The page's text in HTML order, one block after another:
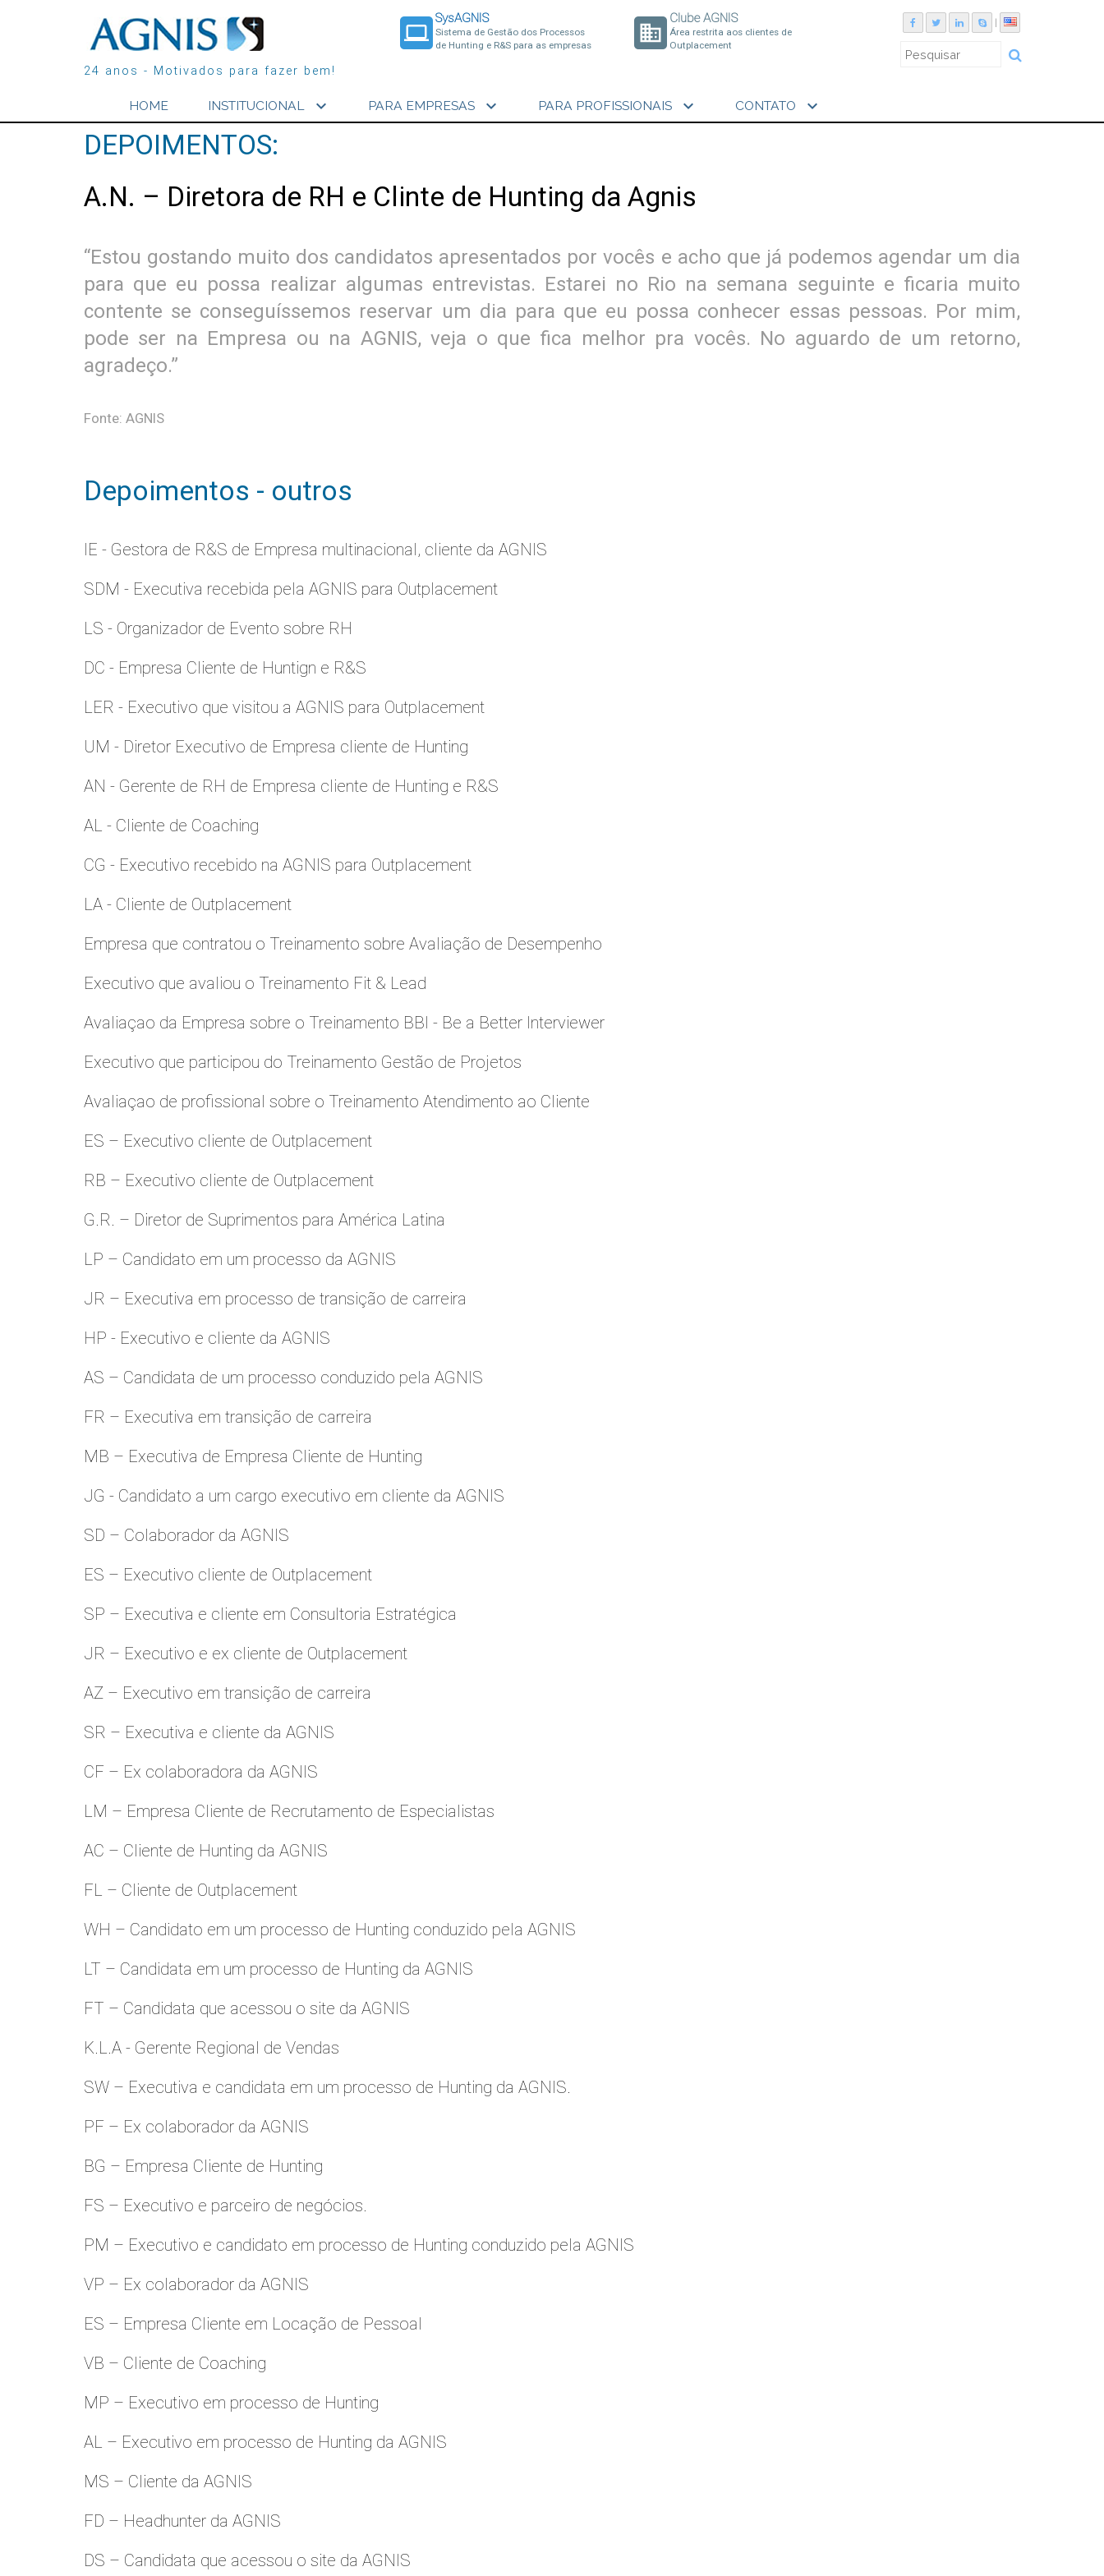
24 anos - Motivados para fazer bem!
laptop
SysAGNIS
Sistema de Gestão dos Processos
de Hunting e R&S para as empresas
business
Clube AGNIS
Área restrita aos clientes de
Outplacement
HOME INSTITUCIONAL expand_more PARA EMPRESAS expand_more PARA PROFISSIONAIS expand_more CONTATO expand_more
DEPOIMENTOS:
A.N. – Diretora de RH e Clinte de Hunting da Agnis
“Estou gostando muito dos candidatos apresentados por vocês e acho que já podemos agendar um dia
para que eu possa realizar algumas entrevistas. Estarei no Rio na semana seguinte e ficaria muito
contente se conseguíssemos reservar um dia para que eu possa conhecer essas pessoas. Por mim,
pode ser na Empresa ou na AGNIS, veja o que fica melhor pra vocês. No aguardo de um retorno,
agradeço.”
Fonte: AGNIS
Depoimentos - outros
IE - Gestora de R&S de Empresa multinacional, cliente da AGNIS
SDM - Executiva recebida pela AGNIS para Outplacement
LS - Organizador de Evento sobre RH
DC - Empresa Cliente de Huntign e R&S
LER - Executivo que visitou a AGNIS para Outplacement
UM - Diretor Executivo de Empresa cliente de Hunting
AN - Gerente de RH de Empresa cliente de Hunting e R&S
AL - Cliente de Coaching
CG - Executivo recebido na AGNIS para Outplacement
LA - Cliente de Outplacement
Empresa que contratou o Treinamento sobre Avaliação de Desempenho
Executivo que avaliou o Treinamento Fit & Lead
Avaliaçao da Empresa sobre o Treinamento BBI - Be a Better Interviewer
Executivo que participou do Treinamento Gestão de Projetos
Avaliaçao de profissional sobre o Treinamento Atendimento ao Cliente
ES – Executivo cliente de Outplacement
RB – Executivo cliente de Outplacement
G.R. – Diretor de Suprimentos para América Latina
LP – Candidato em um processo da AGNIS
JR – Executiva em processo de transição de carreira
HP - Executivo e cliente da AGNIS
AS – Candidata de um processo conduzido pela AGNIS
FR – Executiva em transição de carreira
MB – Executiva de Empresa Cliente de Hunting
JG - Candidato a um cargo executivo em cliente da AGNIS
SD – Colaborador da AGNIS
ES – Executivo cliente de Outplacement
SP – Executiva e cliente em Consultoria Estratégica
JR – Executivo e ex cliente de Outplacement
AZ – Executivo em transição de carreira
SR – Executiva e cliente da AGNIS
CF – Ex colaboradora da AGNIS
LM – Empresa Cliente de Recrutamento de Especialistas
AC – Cliente de Hunting da AGNIS
FL – Cliente de Outplacement
WH – Candidato em um processo de Hunting conduzido pela AGNIS
LT – Candidata em um processo de Hunting da AGNIS
FT – Candidata que acessou o site da AGNIS
K.L.A - Gerente Regional de Vendas
SW – Executiva e candidata em um processo de Hunting da AGNIS.
PF – Ex colaborador da AGNIS
BG – Empresa Cliente de Hunting
FS – Executivo e parceiro de negócios.
PM – Executivo e candidato em processo de Hunting conduzido pela AGNIS
VP – Ex colaborador da AGNIS
ES – Empresa Cliente em Locação de Pessoal
VB – Cliente de Coaching
MP – Executivo em processo de Hunting
AL – Executivo em processo de Hunting da AGNIS
MS – Cliente da AGNIS
FD – Headhunter da AGNIS
DS – Candidata que acessou o site da AGNIS